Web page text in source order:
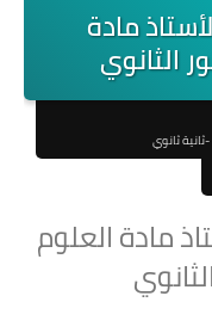
مادة
الثانوي
-ثانية ثانوي
مادة العلوم